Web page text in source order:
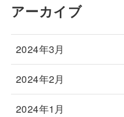
アーカイブ
2024年3月
2024年2月
2024年1月